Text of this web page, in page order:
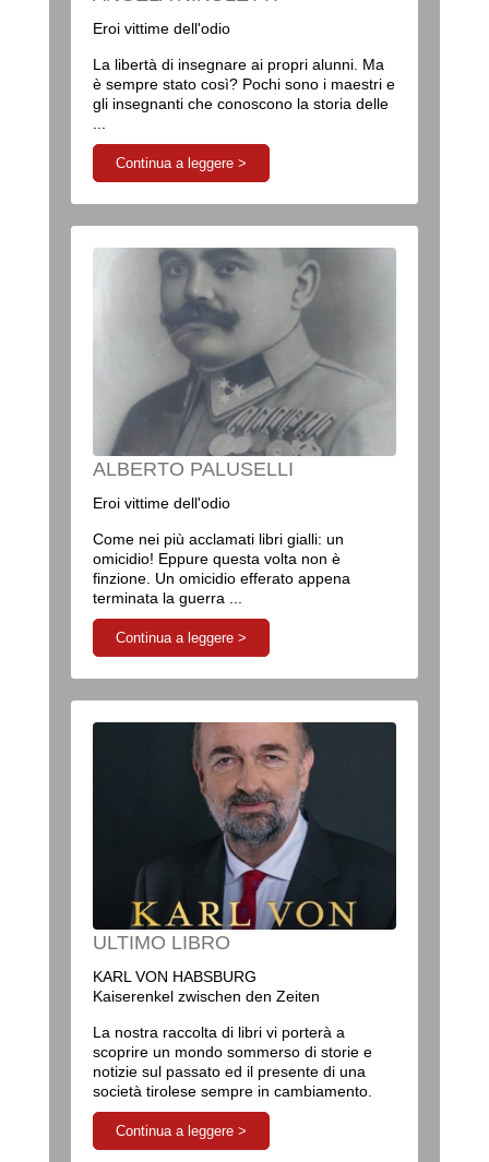
Eroi vittime dell'odio
La libertà di insegnare ai propri alunni. Ma
è sempre stato così? Pochi sono i maestri e
gli insegnanti che conoscono la storia delle
...
Continua a leggere >
ALBERTO PALUSELLI
Eroi vittime dell'odio
Come nei più acclamati libri gialli: un
omicidio! Eppure questa volta non è
finzione. Un omicidio efferato appena
terminata la guerra ...
Continua a leggere >
ULTIMO LIBRO
KARL VON HABSBURG
Kaiserenkel zwischen den Zeiten
La nostra raccolta di libri vi porterà a
scoprire un mondo sommerso di storie e
notizie sul passato ed il presente di una
società tirolese sempre in cambiamento.
Continua a leggere >